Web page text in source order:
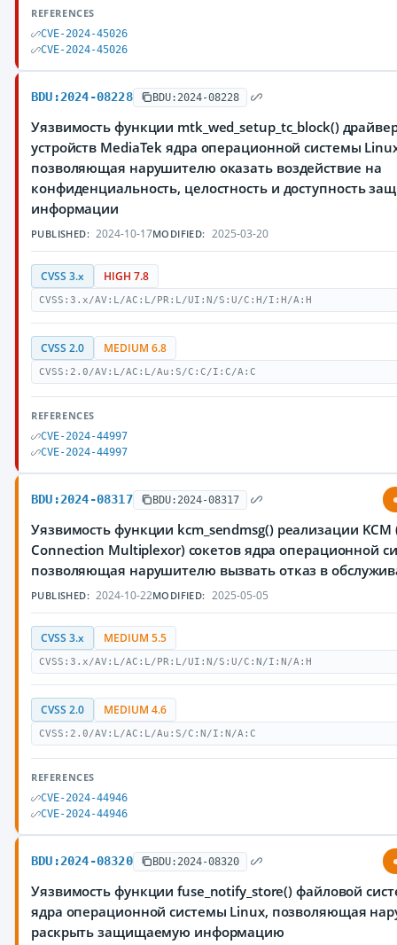
REFERENCES
CVE-2024-45026
CVE-2024-45026
BDU:2024-08228 BDU:2024-08228
Уязвимость функции mtk_wed_setup_tc_block()
устройств MediaTek ядра операционной системы
позволяющая нарушителю оказать воздействие на
конфиденциальность, целостность и доступность
информации
PUBLISHED: 2024-10-17MODIFIED: 2025-03-20
CVSS 3.x HIGH 7.8
CVSS:3.x/AV:L/AC:L/PR:L/UI:N/S:U/C:H/I:H/A:H
CVSS 2.0 MEDIUM 6.8
CVSS:2.0/AV:L/AC:L/Au:S/C:C/I:C/A:C
REFERENCES
CVE-2024-44997
CVE-2024-44997
BDU:2024-08317 BDU:2024-08317
Уязвимость функции kcm_sendmsg() реализации KCM
Connection Multiplexor) сокетов ядра операционной
позволяющая нарушителю вызвать отказ в
PUBLISHED: 2024-10-22MODIFIED: 2025-05-05
CVSS 3.x MEDIUM 5.5
CVSS:3.x/AV:L/AC:L/PR:L/UI:N/S:U/C:N/I:N/A:H
CVSS 2.0 MEDIUM 4.6
CVSS:2.0/AV:L/AC:L/Au:S/C:N/I:N/A:C
REFERENCES
CVE-2024-44946
CVE-2024-44946
BDU:2024-08320 BDU:2024-08320
Уязвимость функции fuse_notify_store() файловой
ядра операционной системы Linux, позволяющая
раскрыть защищаемую информацию